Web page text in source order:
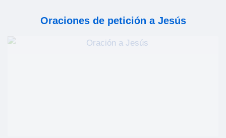
Oraciones de petición a Jesús